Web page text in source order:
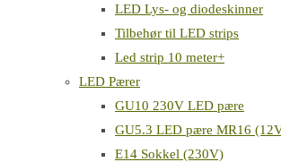
LED Lys- og diodeskinner
Tilbehør til LED strips
Led strip 10 meter+
LED Pærer
GU10 230V LED pære
GU5.3 LED pære MR16
E14 Sokkel (230V)